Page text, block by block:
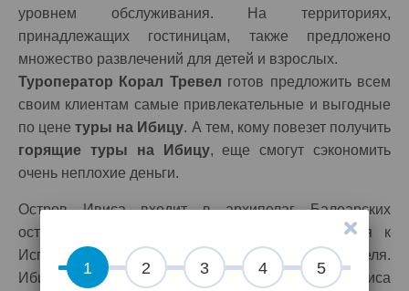
1 2 3 4 5
уровнем обслуживания. На территориях,
принадлежащих гостиницам, также предложено
множество развлечений для детей и взрослых.
Туроператор Корал Тревел готов предложить всем
своим клиентам самые привлекательные и выгодные
по ценетуры на Ибицу. А тем, кому повезет получить
горящие туры на Ибицу, еще смогут сэкономить
очень неплохие деньги.
Остров Ивиса входит в архипелаг Балеарских
островов в Средиземном море. Он относится к
Испании. На острове проживает 133702 жителя.
Ибица занимает площадь в 571,04 кв.км. Город Ивиса